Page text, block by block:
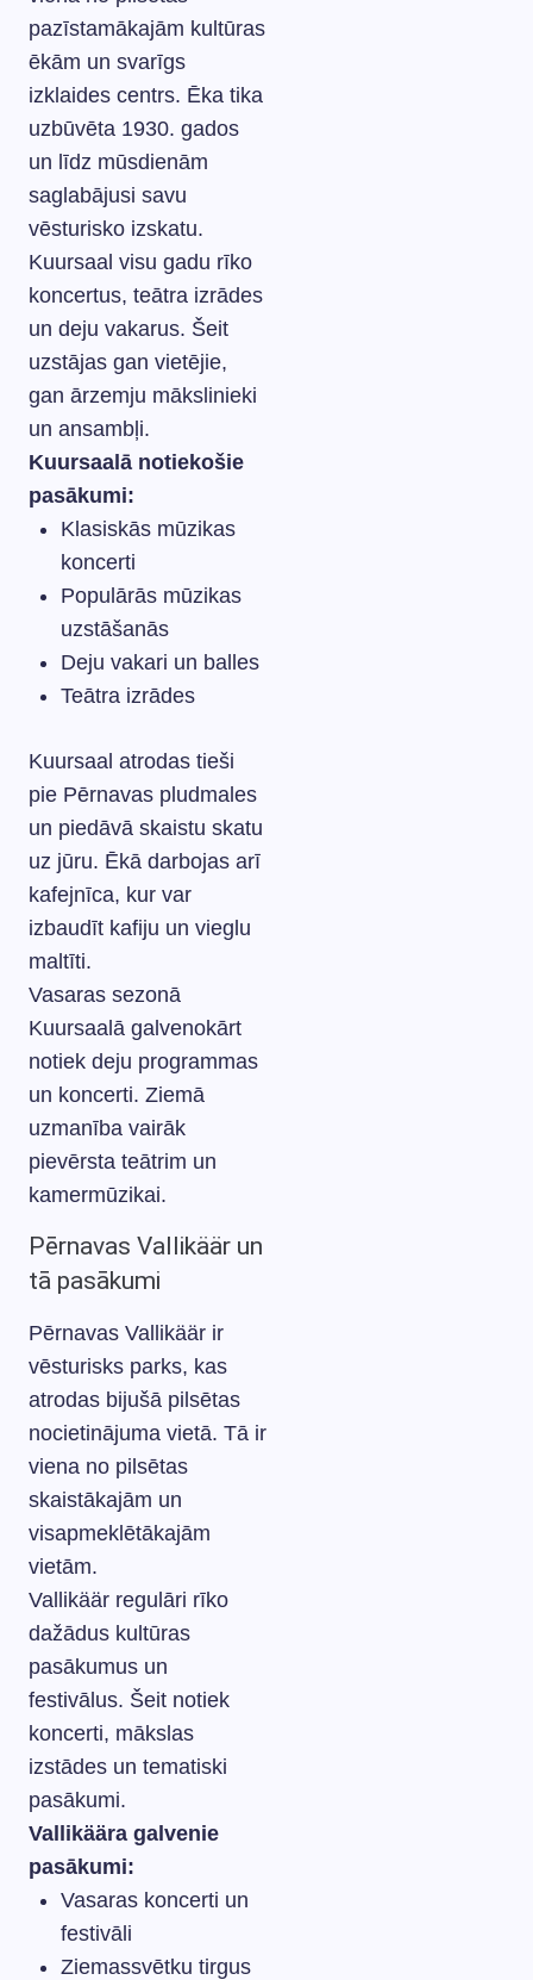
pazīstamākajām kultūras
ēkām un svarīgs
izklaides centrs. Ēka tika
uzbūvēta 1930. gados
un līdz mūsdienām
saglabājusi savu
vēsturisko izskatu.
Kuursaal visu gadu rīko
koncertus, teātra izrādes
un deju vakarus. Šeit
uzstājas gan vietējie,
gan ārzemju mākslinieki
un ansambļi.
Kuursaalā notiekošie
pasākumi:
Klasiskās mūzikas
koncerti
Populārās mūzikas
uzstāšanās
Deju vakari un balles
Teātra izrādes
Kuursaal atrodas tieši
pie Pērnavas pludmales
un piedāvā skaistu skatu
uz jūru. Ēkā darbojas arī
kafejnīca, kur var
izbaudīt kafiju un vieglu
maltīti.
Vasaras sezonā
Kuursaalā galvenokārt
notiek deju programmas
un koncerti. Ziemā
uzmanība vairāk
pievērsta teātrim un
kamermūzikai.
Pērnavas Vallikäär un
tā pasākumi
Pērnavas Vallikäär ir
vēsturisks parks, kas
atrodas bijušā pilsētas
nocietinājuma vietā. Tā ir
viena no pilsētas
skaistākajām un
visapmeklētākajām
vietām.
Vallikäär regulāri rīko
dažādus kultūras
pasākumus un
festivālus. Šeit notiek
koncerti, mākslas
izstādes un tematiski
pasākumi.
Vallikäära galvenie
pasākumi:
Vasaras koncerti un
festivāli
Ziemassvētku tirgus